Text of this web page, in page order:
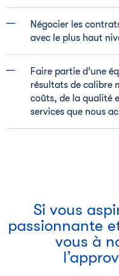
Négocier les
avec le plus haut
Faire partie d’une
résultats de calibre
coûts, de la qualité
services que nous
Si vous
passionnante
vous à